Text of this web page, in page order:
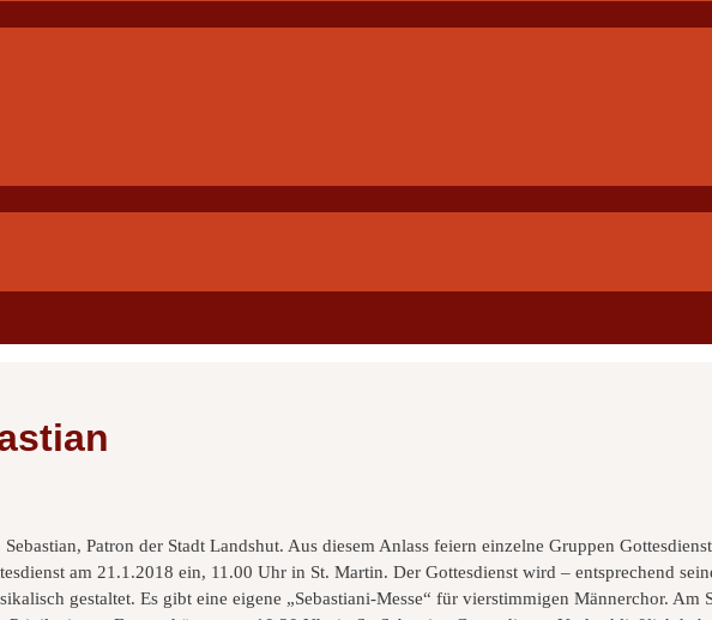
Patron der Stadt Landshut. Aus diesem Anlass feiern einzelne Gruppen
am 21.1.2018 ein, 11.00 Uhr in St. Martin. Der Gottesdienst wird – entsprechend
gestaltet. Es gibt eine eigene „Sebastiani-Messe“ für vierstimmigen Männerchor. Am